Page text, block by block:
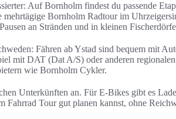
Auf Bornholm findest du passende
mehrtägige Bornholm Radtour im
an Stränden und in kleinen
Fähren ab Ystad sind bequem mit
mit DAT (Dat A/S) oder anderen
wie Bornholm Cykler.
Unterkünften an. Für E-Bikes gibt es
Fahrrad Tour gut planen kannst, ohne